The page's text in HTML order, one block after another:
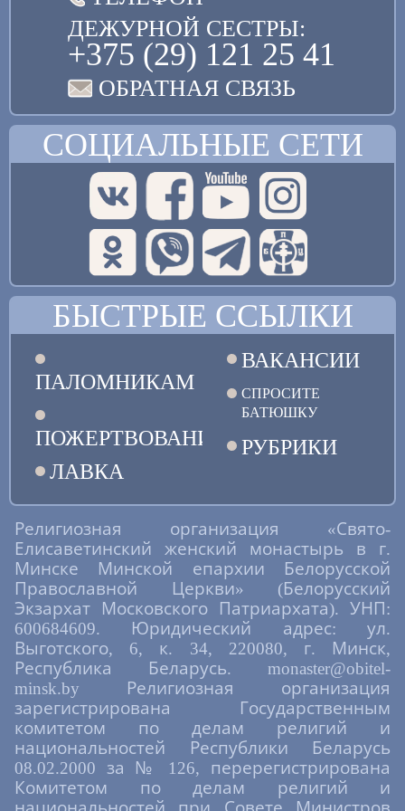
великоимени́тая, Христа́ Бо́га моли́
непреста́нно о всех нас.
Величание
Велича́ем тя,/ святая мученице Екатерино,/ и
чтим честно́е страда́ние твое́,/ я́же за
Христа́// претерпе́ла еси́.
ДЕЖУРНОЙ СЕСТРЫ:
+375 (29) 121 25 41
ОБРАТНАЯ СВЯЗЬ
СОЦИАЛЬНЫЕ СЕТИ
БЫСТРЫЕ ССЫЛКИ
ПАЛОМНИКАМ
ПОЖЕРТВОВАНИЯ
ЛАВКА
ВАКАНСИИ
СПРОСИТЕ
БАТЮШКУ
РУБРИКИ
Религиозная организация «Свято-
Елисаветинский женский монастырь в г.
Минске Минской епархии Белорусской
Православной Церкви» (Белорусский
Экзархат Московского Патриархата). УНП:
600684609. Юридический адрес: ул.
Выготского, 6, к. 34, 220080, г. Минск,
Республика Беларусь. monaster@obitel-
minsk.by Религиозная организация
зарегистрирована Государственным
комитетом по делам религий и
национальностей Республики Беларусь
08.02.2000 за № 126, перерегистрирована
Комитетом по делам религий и